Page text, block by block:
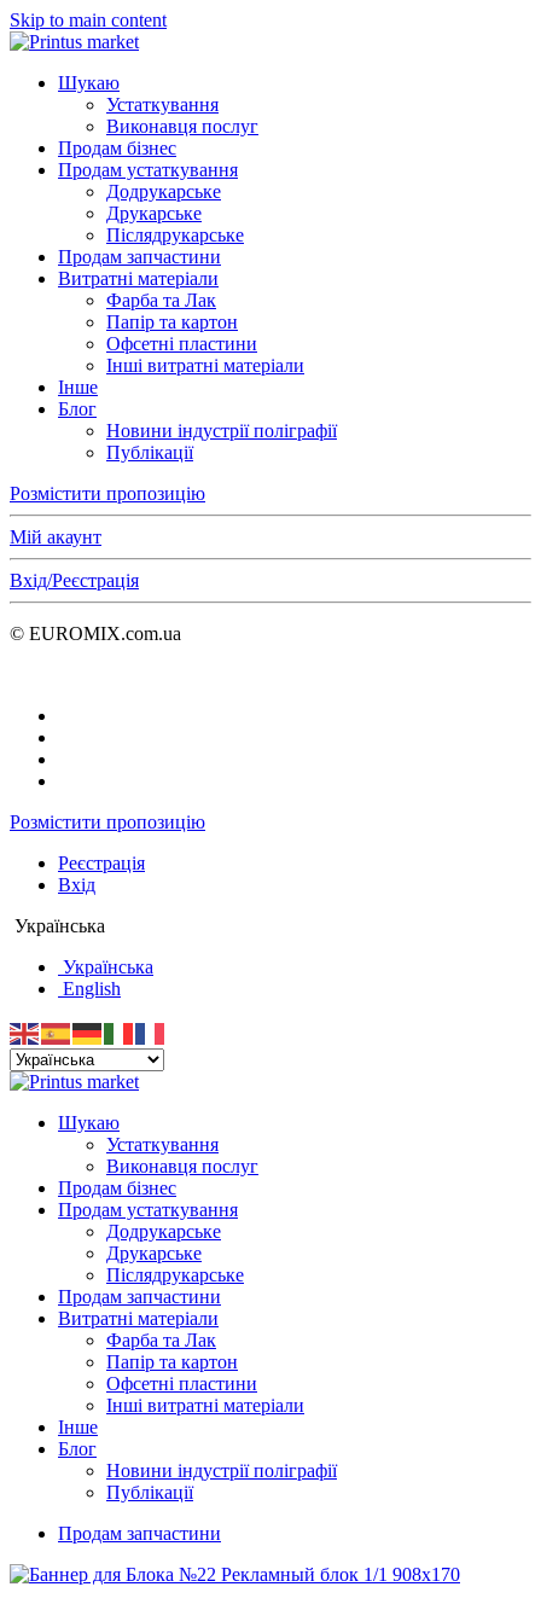
Skip to main content
Шукаю
Устаткування
Виконавця послуг
Продам бізнес
Продам устаткування
Додрукарське
Друкарське
Післядрукарське
Продам запчастини
Витратні матеріали
Фарба та Лак
Папір та картон
Офсетні пластини
Інші витратні матеріали
Інше
Блог
Новини індустрії поліграфії
Публікації
Розмістити пропозицію
Мій акаунт
Вхід/Реєстрація
© EUROMIX.com.ua
Розмістити пропозицію
Реєстрація
Вхід
Українська
Українська
English
Шукаю
Устаткування
Виконавця послуг
Продам бізнес
Продам устаткування
Додрукарське
Друкарське
Післядрукарське
Продам запчастини
Витратні матеріали
Фарба та Лак
Папір та картон
Офсетні пластини
Інші витратні матеріали
Інше
Блог
Новини індустрії поліграфії
Публікації
Продам запчастини